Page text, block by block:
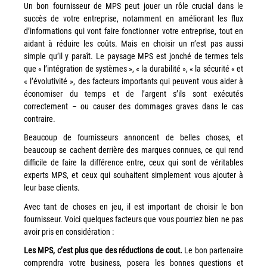
Simplifiez la gestion RH de votre entreprise avec un logiciel
tout-en-un
Gammes d’équipements et services d’impression
Matériel
Imprimantes de bureau
Multifonctions
Traceurs grands formats
Imprimante Xerox® PrimeLink® PrimeLink C9200
Gamme d’imprimantes Xerox® AltaLink® C8200 à
Xerox® VersaLink® C405 C415 — Multifonction A4
Imprimante multifonctions couleur Xerox® VersaLink®
C7120/C7125/C7130
Un bon fournisseur de MPS peut jouer un rôle crucial dans le
succès de votre entreprise, notamment en améliorant les flux
d’informations qui vont faire fonctionner votre entreprise, tout en
aidant à réduire les coûts. Mais en choisir un n’est pas aussi
simple qu’il y paraît. Le paysage MPS est jonché de termes tels
que « l’intégration de systèmes », « la durabilité », « la sécurité « et
« l’évolutivité », des facteurs importants qui peuvent vous aider à
économiser du temps et de l’argent s’ils sont exécutés
correctement – ou causer des dommages graves dans le cas
contraire.
Beaucoup de fournisseurs annoncent de belles choses, et
beaucoup se cachent derrière des marques connues, ce qui rend
difficile de faire la différence entre, ceux qui sont de véritables
experts MPS, et ceux qui souhaitent simplement vous ajouter à
leur base clients.
Avec tant de choses en jeu, il est important de choisir le bon
fournisseur. Voici quelques facteurs que vous pourriez bien ne pas
avoir pris en considération :
Les MPS, c’est plus que des réductions de cout. Le bon partenaire
comprendra votre business, posera les bonnes questions et